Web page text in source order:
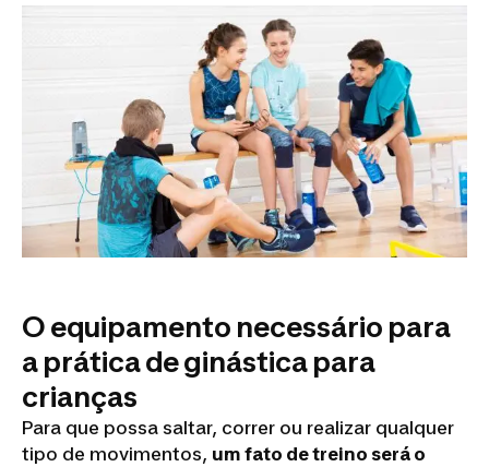
O equipamento necessário para
a prática de ginástica para
crianças
Para que possa saltar, correr ou realizar qualquer
tipo de movimentos, um fato de treino será o